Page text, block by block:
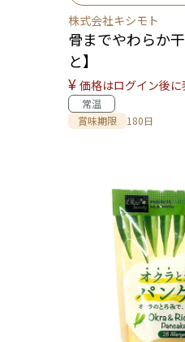
株式会社キシモト
骨までやわらか
と】
¥ 価格はログイン後
常温
賞味期限
180日